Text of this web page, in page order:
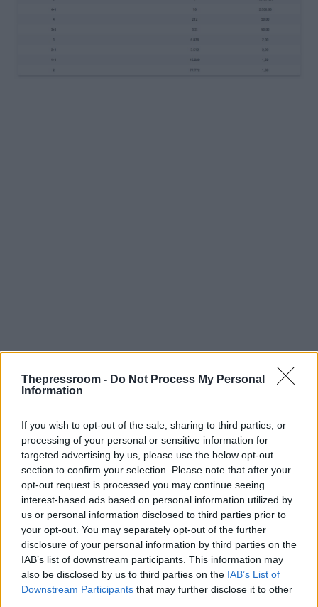
Thepressroom - Do Not Process My Personal
Information
If you wish to opt-out of the sale, sharing to third parties, or
processing of your personal or sensitive information for
targeted advertising by us, please use the below opt-out
section to confirm your selection. Please note that after your
opt-out request is processed you may continue seeing
interest-based ads based on personal information utilized by
us or personal information disclosed to third parties prior to
your opt-out. You may separately opt-out of the further
disclosure of your personal information by third parties on the
IAB’s list of downstream participants. This information may
also be disclosed by us to third parties on the IAB’s List of
Downstream Participants that may further disclose it to other
Οι παίκτες μπορούν να συμμετέχουν στην
κλήρωση με δύο τρόπους. Είτε συμπληρώνοντας
και καταθέτοντας το δελτίο τους στο
πλησιέστερο κατάστημα Allwyn, είτε μπαίνοντας